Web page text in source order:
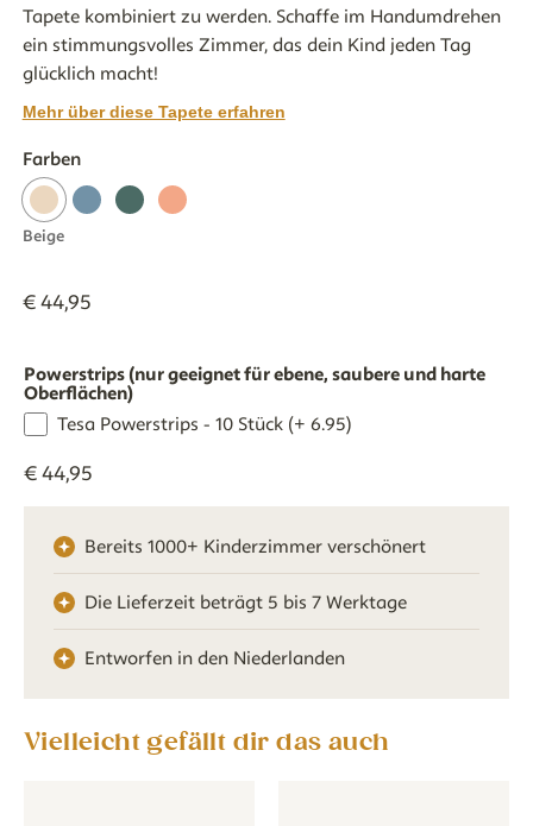
Tapete kombiniert zu werden. Schaffe im Handumdrehen
ein stimmungsvolles Zimmer, das dein Kind jeden Tag
glücklich macht!
Mehr über diese Tapete erfahren
Farben
Beige
€ 44,95
Powerstrips (nur geeignet für ebene, saubere und harte
Oberflächen)
Tesa Powerstrips - 10 Stück (+ 6.95)
€ 44,95
Bereits 1000+ Kinderzimmer verschönert
Die Lieferzeit beträgt 5 bis 7 Werktage
Entworfen in den Niederlanden
Vielleicht gefällt dir das auch